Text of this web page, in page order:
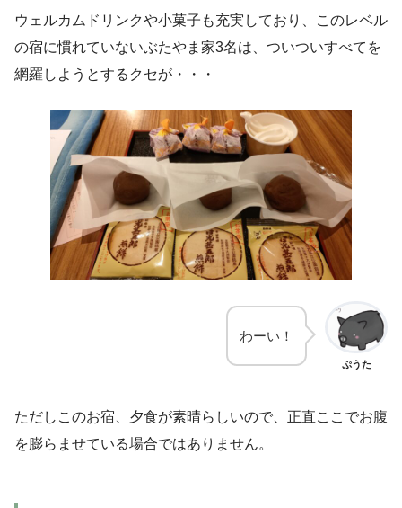
ウェルカムドリンクや小菓子も充実しており、このレベル
の宿に慣れていないぶたやま家3名は、ついついすべてを
網羅しようとするクセが・・・
ぷうた
わーい！
ただしこのお宿、夕食が素晴らしいので、正直ここでお腹
を膨らませている場合ではありません。